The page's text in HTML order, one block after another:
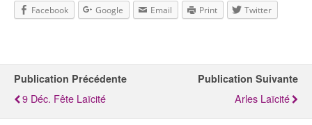
Facebook Google Email Print Twitter
Publication Précédente
9 Déc. Fête Laïcité
Publication Suivante
Arles Laïcité